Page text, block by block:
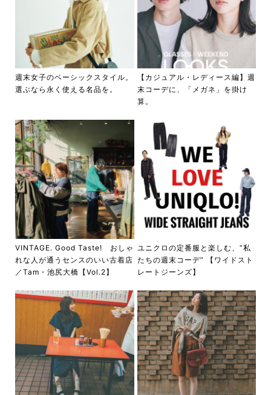
週末女子のベーシックスタイル。
選ぶなら永く使える名品を。
【カジュアル・レディース編】週
末コーデに、「メガネ」を掛け
算。
VINTAGE. Good Taste! おしゃ
れな人が通うセンスのいい古着店
／Tam・池尻大橋【Vol.2】
ユニクロの定番服と楽しむ、“私
たちの週末コーデ” 【ワイドスト
レートジーンズ】